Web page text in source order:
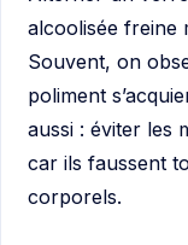
alcoolisée freine
Souvent, on
poliment
aussi : éviter les
car ils faussent
corporels.